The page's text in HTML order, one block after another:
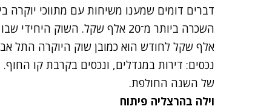
דברים דומים שמענו משיחות עם מתווכי יוקרה
אלף שקל לחודש הוא כמובן שוק היוקרה התל
נכסים: דירות במגדלים, ונכסים בקרבת קו
של השנה החולפת.
וילה בהרצליה פיתוח